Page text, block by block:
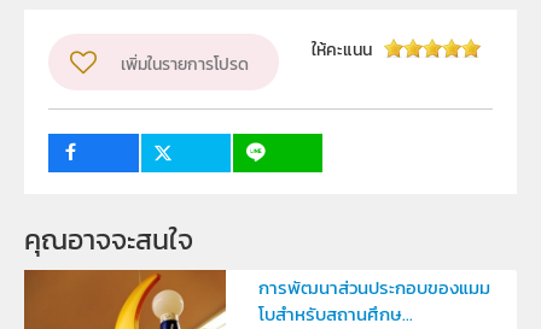
ระดับชั้น
ม.4, ม.5, ม.6
เพิ่มในรายการโปรด
ให้คะแนน
คุณอาจจะสนใจ
การพัฒนาส่วนประกอบของแมม
โบสำหรับสถานศึกษ...